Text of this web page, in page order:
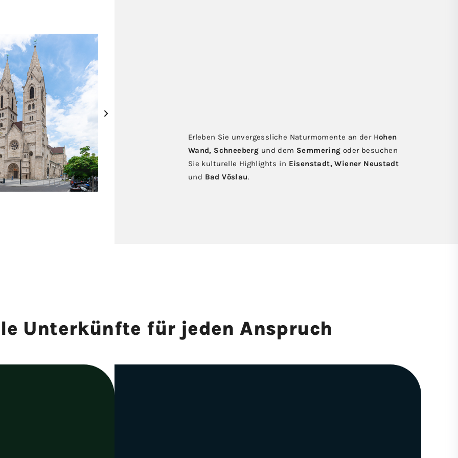
›
Erleben Sie unvergessliche Naturmomente an der Hohen
Wand, Schneeberg und dem Semmering oder besuchen
Sie kulturelle Highlights in Eisenstadt, Wiener Neustadt
und Bad Vöslau.
Unterkünfte für jeden Anspruch